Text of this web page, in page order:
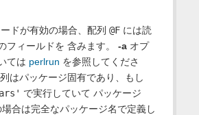
ドが有効の場合、配列 @Fには読
フィールドを 含みます。 -aオプ
ては perlrun を参照してくださ
はパッケージ固有であり、もし
で実行していて パッケージ
合は完全なパッケージ名で定義し